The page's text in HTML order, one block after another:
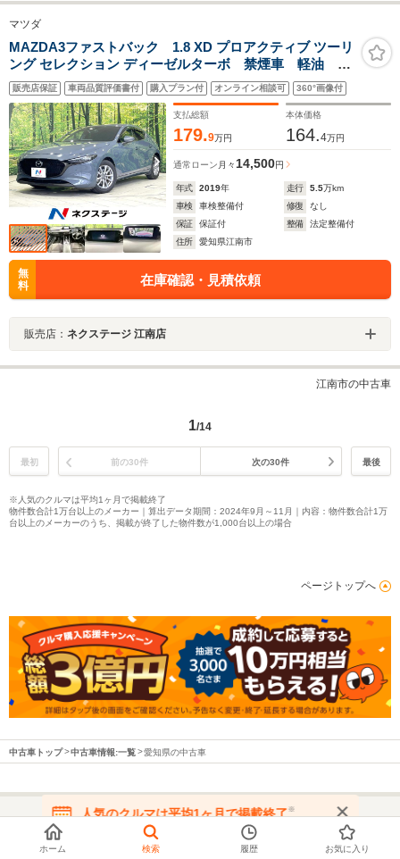
マツダ
MAZDA3ファストバック 1.8 XD プロアクティブ ツーリ
ング セレクション ディーゼルターボ 禁煙車 軽油 純
正8型ナビ 全周囲カメラ ドラレコ ETC レーダーク
ルーズ コーナーセンサー シートヒーター ブライン
ドスポットモニター パワーシート 車線逸脱警報
LEDヘッド オートエアコン
販売店保証 車両品質評価書付 購入プラン付 オンライン相談可 360°画像付
支払総額
179.9万円
本体価格
164.4万円
通常ローン 月々14,500円
年式 2019年 走行 5.5万km
車検
車検整備付 修復
なし
保証
保証付 整備
法定整備付
住所
愛知県江南市
無
料
在庫確認・見積依頼
販売店： ネクステージ 江南店
江南市の中古車
1/14
最初 前の30件 次の30件 最後
※人気のクルマは平均1ヶ月で掲載終了
物件数合計1万台以上のメーカー｜算出データ期間：2024年9月～11月｜内容：物件数合計1万
台以上のメーカーのうち、掲載が終了した物件数が1,000台以上の場合
ページトップへ
中古車トップ 中古車情報:一覧 愛知県の中古車
都道府県から中古車を探す
人気のクルマは平均1ヶ月で掲載終了※
在庫が無くなる前にお問い合わせください
ホーム 検索 履歴 お気に入り